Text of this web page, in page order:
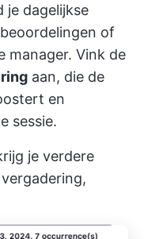
je dagelijkse
of
manager. Vink de
aan, die de
en
sessie.
je verdere